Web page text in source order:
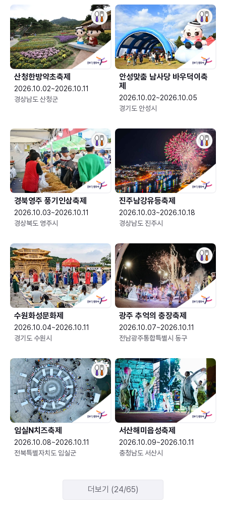
산청한방약초축제
2026.10.02~2026.10.11
경상남도 산청군
안성맞춤 남사당 바우덕이축
제
2026.10.02~2026.10.05
경기도 안성시
경북영주 풍기인삼축제
2026.10.03~2026.10.11
경상북도 영주시
진주남강유등축제
2026.10.03~2026.10.18
경상남도 진주시
수원화성문화제
2026.10.04~2026.10.11
경기도 수원시
광주 추억의 충장축제
2026.10.07~2026.10.11
전남광주통합특별시 동구
임실N치즈축제
2026.10.08~2026.10.11
전북특별자치도 임실군
서산해미읍성축제
2026.10.09~2026.10.11
충청남도 서산시
더보기 (24/65)